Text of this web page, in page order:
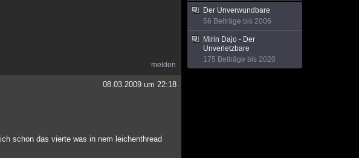
melden
08.03.2009 um 22:18
schon das vierte was in nem leichenthread
Der Unverwundbare
56 Beiträge bis 2006
Mirin Dajo - Der
Unverletzbare
175 Beiträge bis 2020